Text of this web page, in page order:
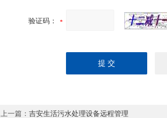
验证码：
上一篇：吉安生活污水处理设备远程管理